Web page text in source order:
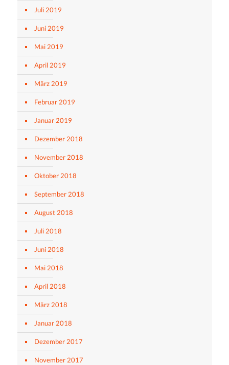
Juli 2019
Juni 2019
Mai 2019
April 2019
März 2019
Februar 2019
Januar 2019
Dezember 2018
November 2018
Oktober 2018
September 2018
August 2018
Juli 2018
Juni 2018
Mai 2018
April 2018
März 2018
Januar 2018
Dezember 2017
November 2017